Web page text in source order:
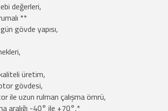
değerleri,
**
gövde yapısı,
üretim,
gövdesi,
ile uzun rulman çalışma ömrü,
aralığı -40° ile +70°,*